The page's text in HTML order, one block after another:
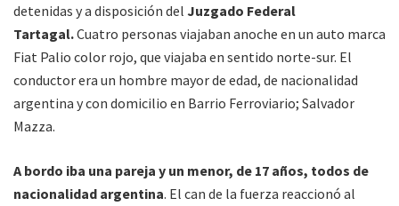
detenidas y a disposición del Juzgado Federal
Tartagal.Cuatro personas viajaban anoche en un auto marca
Fiat Palio color rojo, que viajaba en sentido norte-sur. El
conductor era un hombre mayor de edad, de nacionalidad
argentina y con domicilio en Barrio Ferroviario; Salvador
Mazza.
A bordo iba una pareja y un menor, de 17 años, todos de
nacionalidad argentina. El can de la fuerza reaccionó al